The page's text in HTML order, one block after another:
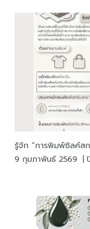
รู้จัก “การพิมพ์ซิลค์ส
9 กุมภาพันธ์ 2569 |